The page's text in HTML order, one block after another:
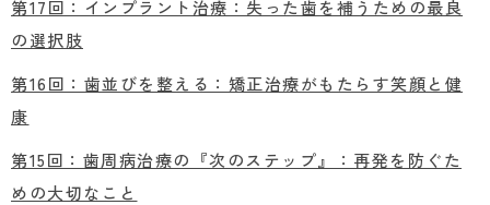
第17回：インプラント治療：失った歯を補うための最良
の選択肢
第16回：歯並びを整える：矯正治療がもたらす笑顔と健
康
第15回：歯周病治療の『次のステップ』：再発を防ぐた
めの大切なこと